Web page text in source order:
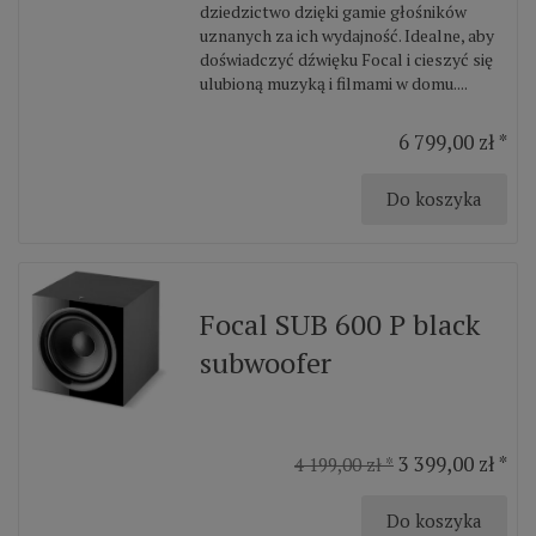
dziedzictwo dzięki gamie głośników
uznanych za ich wydajność. Idealne, aby
doświadczyć dźwięku Focal i cieszyć się
ulubioną muzyką i filmami w domu....
6 799,00 zł *
Do koszyka
Focal SUB 600 P black
subwoofer
4 199,00 zł * 3 399,00 zł *
Do koszyka